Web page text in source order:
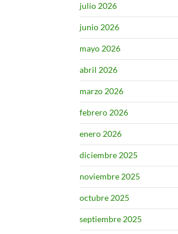
julio 2026
junio 2026
mayo 2026
abril 2026
marzo 2026
febrero 2026
enero 2026
diciembre 2025
noviembre 2025
octubre 2025
septiembre 2025